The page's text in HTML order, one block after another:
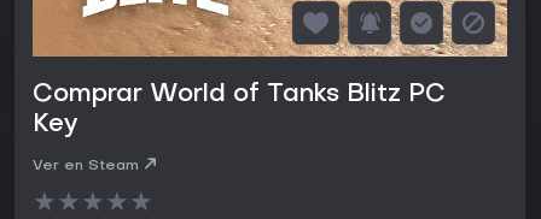
Comprar World of Tanks Blitz PC
Key
Ver en Steam
★★★★★